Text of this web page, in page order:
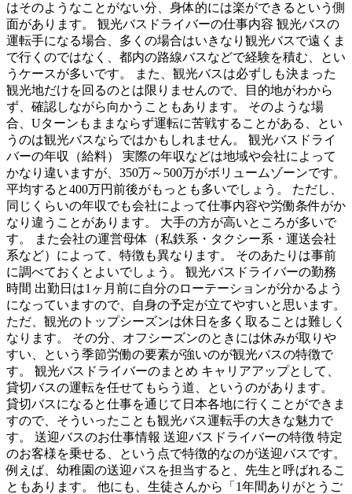
はそのようなことがない分、身体的には楽ができるという側
面があります。 観光バスドライバーの仕事内容 観光バスの
運転手になる場合、多くの場合はいきなり観光バスで遠くま
で行くのではなく、都内の路線バスなどで経験を積む、とい
うケースが多いです。 また、観光バスは必ずしも決まった
観光地だけを回るのとは限りませんので、目的地がわから
ず、確認しながら向かうこともあります。 そのような場
合、Uターンもままならず運転に苦戦することがある、とい
うのは観光バスならではかもしれません。 観光バスドライ
バーの年収（給料） 実際の年収などは地域や会社によって
かなり違いますが、350万～500万がボリュームゾーンです。
平均すると400万円前後がもっとも多いでしょう。 ただし、
同じくらいの年収でも会社によって仕事内容や労働条件がか
なり違うことがあります。 大手の方が高いところが多いで
す。 また会社の運営母体（私鉄系・タクシー系・運送会社
系など）によって、特徴も異なります。 そのあたりは事前
に調べておくとよいでしょう。 観光バスドライバーの勤務
時間 出勤日は1ヶ月前に自分のローテーションが分かるよう
になっていますので、自身の予定が立てやすいと思います。
ただ、観光のトップシーズンは休日を多く取ることは難しく
なります。 その分、オフシーズンのときには休みが取りや
すい、という季節労働の要素が強いのが観光バスの特徴で
す。 観光バスドライバーのまとめ キャリアアップとして、
貸切バスの運転を任せてもらう道、というのがあります。
貸切バスになると仕事を通じて日本各地に行くことができま
すので、そういったことも観光バス運転手の大きな魅力で
す。 送迎バスのお仕事情報 送迎バスドライバーの特徴 特定
のお客様を乗せる、という点で特徴的なのが送迎バスです。
例えば、幼稚園の送迎バスを担当すると、先生と呼ばれるこ
ともあります。 他にも、生徒さんから「1年間ありがとうご